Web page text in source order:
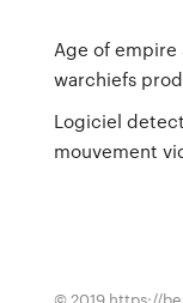
Age of empire
warchiefs
Logiciel
mouvement
© 2019 https://